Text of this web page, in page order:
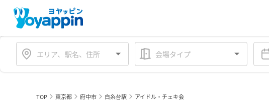
会場タイプ
TOP 東京都 府中市 白糸台駅 アイドル・チェキ会